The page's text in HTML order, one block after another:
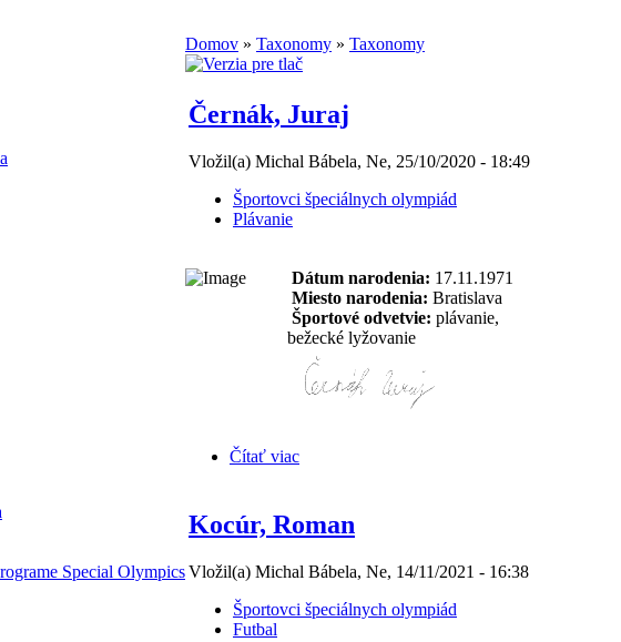
Special Olympics
Domov » Taxonomy » Taxonomy
Černák, Juraj
Vložil(a) Michal Bábela, Ne, 25/10/2020 - 18:49
Športovci špeciálnych olympiád
Plávanie
Dátum narodenia: 17.11.1971
Miesto narodenia: Bratislava
Športové odvetvie: plávanie,
bežecké lyžovanie
Čítať viac
Kocúr, Roman
Vložil(a) Michal Bábela, Ne, 14/11/2021 - 16:38
Športovci špeciálnych olympiád
Futbal